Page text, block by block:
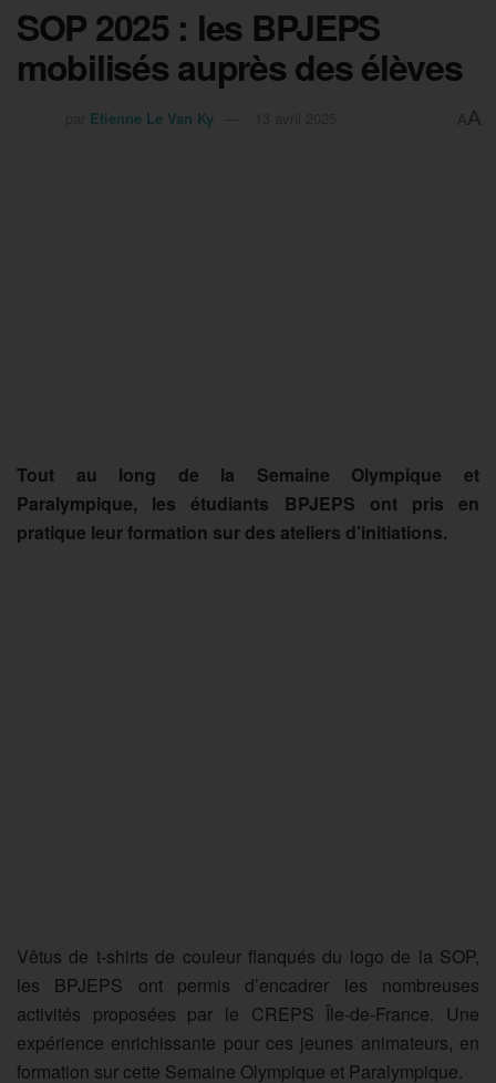
SOP 2025 : les BPJEPS
mobilisés auprès des élèves
Etienne Le Van Ky AA
Tout au long de la Semaine Olympique et
Paralympique, les étudiants BPJEPS ont pris en
pratique leur formation sur des ateliers d’initiations.
Vêtus de t-shirts de couleur flanqués du logo de la SOP,
les BPJEPS ont permis d’encadrer les nombreuses
activités proposées par le CREPS Île-de-France. Une
expérience enrichissante pour ces jeunes animateurs, en
formation sur cette Semaine Olympique et Paralympique.